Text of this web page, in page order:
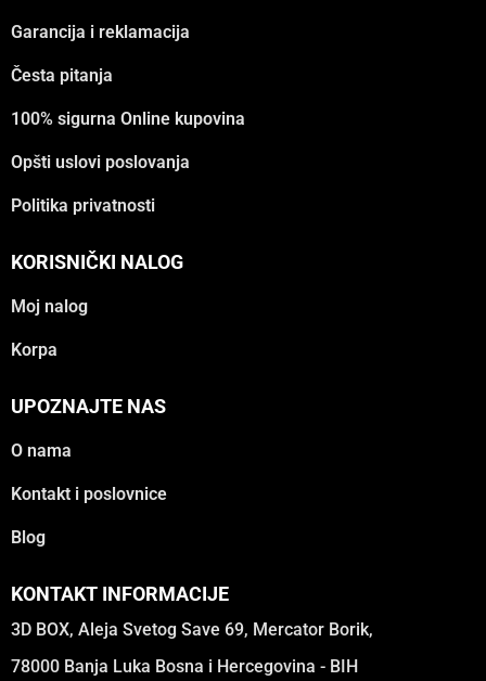
Garancija i reklamacija
Česta pitanja
100% sigurna Online kupovina
Opšti uslovi poslovanja
Politika privatnosti
KORISNIČKI NALOG
Moj nalog
Korpa
UPOZNAJTE NAS
O nama
Kontakt i poslovnice
Blog
KONTAKT INFORMACIJE
3D BOX, Aleja Svetog Save 69, Mercator Borik,
78000 Banja Luka Bosna i Hercegovina - BIH